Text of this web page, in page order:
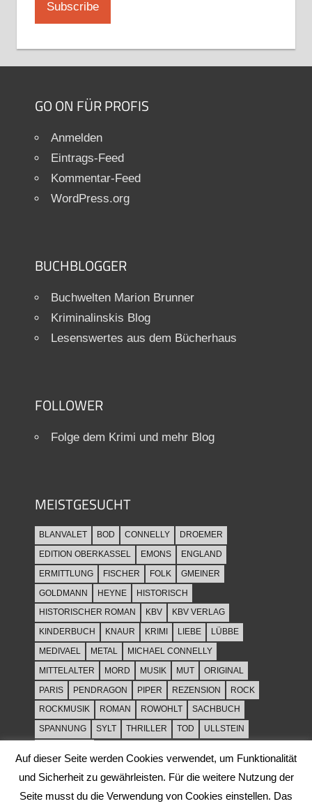
GO ON FÜR PROFIS
Anmelden
Eintrags-Feed
Kommentar-Feed
WordPress.org
BUCHBLOGGER
Buchwelten Marion Brunner
Kriminalinskis Blog
Lesenswertes aus dem Bücherhaus
FOLLOWER
Folge dem Krimi und mehr Blog
MEISTGESUCHT
BLANVALET BOD CONNELLY
DROEMER
EDITION OBERKASSEL
EMONS
ENGLAND
ERMITTLUNG
FISCHER FOLK
GMEINER
GOLDMANN
HEYNE
HISTORISCH
HISTORISCHER ROMAN
KBV
KBV VERLAG
KINDERBUCH
KNAUR KRIMI LIEBE
LÜBBE
MEDIVAEL
METAL
MICHAEL CONNELLY
MITTELALTER
MORD MUSIK MUT
ORIGINAL
PARIS
PENDRAGON PIPER REZENSION
ROCK
ROCKMUSIK
ROMAN ROWOHLT
SACHBUCH
SPANNUNG
SYLT THRILLER TOD
ULLSTEIN
Auf dieser Seite werden Cookies verwendet, um Funktionalität
und Sicherheit zu gewährleisten. Für die weitere Nutzung der
Seite musst du die Verwendung von Cookies einstellen. Das